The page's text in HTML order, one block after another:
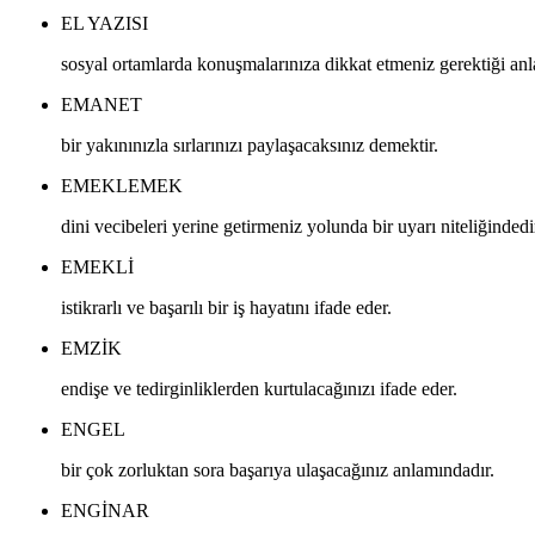
EL YAZISI
sosyal ortamlarda konuşmalarınıza dikkat etmeniz gerektiği
EMANET
bir yakınınızla sırlarınızı paylaşacaksınız demektir.
EMEKLEMEK
dini vecibeleri yerine getirmeniz yolunda bir uyarı
EMEKLI
istikrarlı ve başarılı bir iş hayatını ifade eder.
EMZIK
endişe ve tedirginliklerden kurtulacağınızı ifade eder.
ENGEL
bir çok zorluktan sora başarıya ulaşacağınız anlamındadır.
ENGINAR